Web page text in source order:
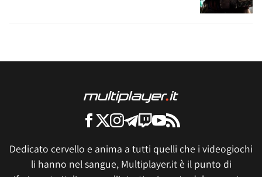
Dedicato cervello e anima a tutti quelli che i videogiochi
li hanno nel sangue, Multiplayer.it è il punto di